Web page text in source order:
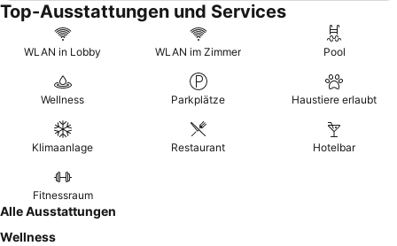
Top-Ausstattungen und Services
WLAN in Lobby WLAN im Zimmer Pool
Wellness Parkplätze Haustiere erlaubt
Klimaanlage Restaurant Hotelbar
Fitnessraum
Alle Ausstattungen
Wellness